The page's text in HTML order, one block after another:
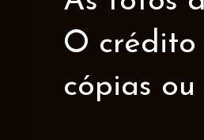
O crédito
cópias